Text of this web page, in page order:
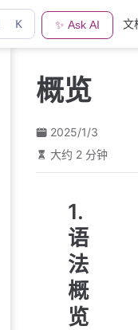
K ✨ Ask AI 文
概览
2025/1/3
大约 2 分钟
1.
语
法
概
览